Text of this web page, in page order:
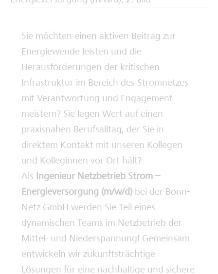
Sie möchten einen aktiven Beitrag zur
Energiewende leisten und die
Herausforderungen der kritischen
Infrastruktur im Bereich des Stromnetzes
mit Verantwortung und Engagement
meistern? Sie legen Wert auf einen
praxisnahen Berufsalltag, der Sie in
direktem Kontakt mit unseren Kollegen
und Kolleginnen vor Ort hält?
Als Ingenieur Netzbetrieb Strom –
Energieversorgung (m/w/d) bei der Bonn-
Netz GmbH werden Sie Teil eines
dynamischen Teams im Netzbetrieb der
Mittel- und Niederspannung! Gemeinsam
entwickeln wir zukunftsträchtige
Lösungen für eine nachhaltige und sichere